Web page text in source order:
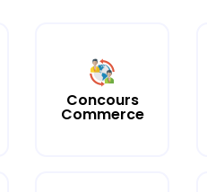
Concours
Commerce